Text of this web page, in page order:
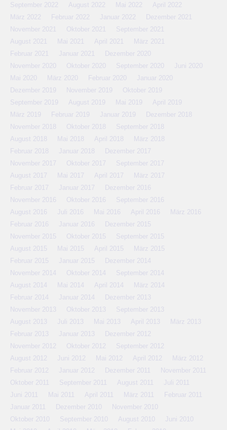
September 2022
August 2022 Mai 2022
April 2022
März 2022
Februar 2022 Januar 2022
Dezember 2021
November 2021
Oktober 2021
September 2021
August 2021
Mai 2021 April 2021
März 2021
Februar 2021
Januar 2021
Dezember 2020
November 2020
Oktober 2020 September 2020
Juni 2020
Mai 2020
März 2020 Februar 2020
Januar 2020
Dezember 2019
November 2019
Oktober 2019
September 2019
August 2019 Mai 2019
April 2019
März 2019
Februar 2019 Januar 2019
Dezember 2018
November 2018
Oktober 2018
September 2018
August 2018
Mai 2018 April 2018
März 2018
Februar 2018
Januar 2018
Dezember 2017
November 2017
Oktober 2017
September 2017
August 2017
Mai 2017 April 2017
März 2017
Februar 2017
Januar 2017
Dezember 2016
November 2016
Oktober 2016
September 2016
August 2016
Juli 2016 Mai 2016 April 2016
März 2016
Februar 2016
Januar 2016
Dezember 2015
November 2015
Oktober 2015
September 2015
August 2015
Mai 2015 April 2015
März 2015
Februar 2015
Januar 2015
Dezember 2014
November 2014
Oktober 2014
September 2014
August 2014
Mai 2014 April 2014
März 2014
Februar 2014
Januar 2014
Dezember 2013
November 2013
Oktober 2013
September 2013
August 2013
Juli 2013 Mai 2013 April 2013
März 2013
Februar 2013
Januar 2013
Dezember 2012
November 2012
Oktober 2012
September 2012
August 2012
Juni 2012 Mai 2012 April 2012
März 2012
Februar 2012
Januar 2012 Dezember 2011
November 2011
Oktober 2011
September 2011 August 2011
Juli 2011
Juni 2011
Mai 2011 April 2011 März 2011
Februar 2011
Januar 2011
Dezember 2010
November 2010
Oktober 2010
September 2010 August 2010
Juni 2010